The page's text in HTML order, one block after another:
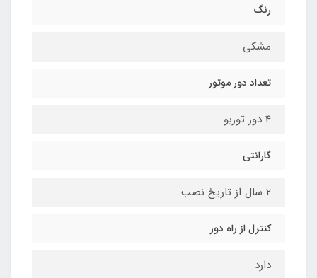
رنگ
مشکی
تعداد دور موتور
4 دور توربو
گارانتی
2 سال از تاریخ نصب
کنترل از راه دور
دارد